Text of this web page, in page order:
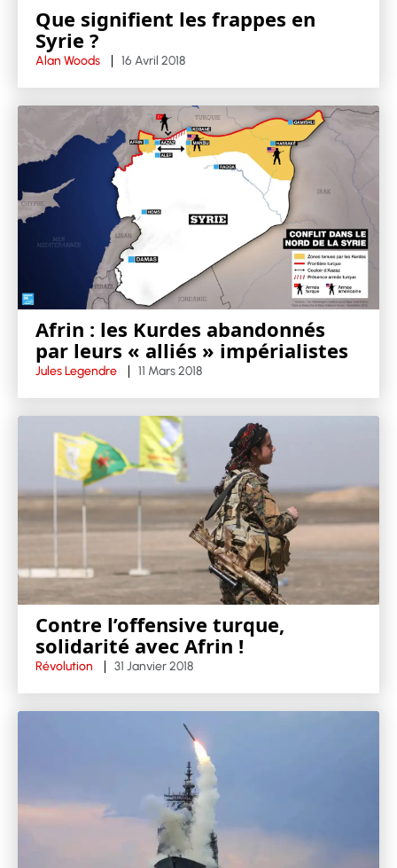
Que signifient les frappes en
Syrie ?
Alan Woods 16 Avril 2018
Afrin : les Kurdes abandonnés
par leurs « alliés » impérialistes
Jules Legendre 11 Mars 2018
Contre l’offensive turque,
solidarité avec Afrin !
Révolution 31 Janvier 2018